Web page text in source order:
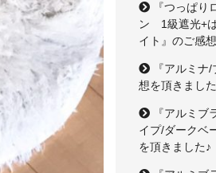
『つっぱり
ン 1級遮光+
イト』のご感
『アルミナ
想を頂きまし
『アルミ
イプ/ダークベ
を頂きました♪